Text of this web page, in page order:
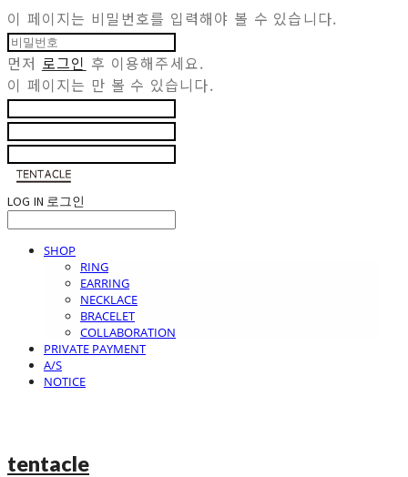
이 페이지는 비밀번호를 입력해야 볼 수 있습니다.
먼저 로그인 후 이용해주세요.
이 페이지는 만 볼 수 있습니다.
LOG IN 로그인
SHOP
RING
EARRING
NECKLACE
BRACELET
COLLABORATION
PRIVATE PAYMENT
A/S
NOTICE
tentacle